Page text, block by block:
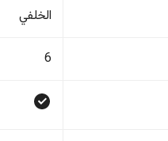
الخلفي
6